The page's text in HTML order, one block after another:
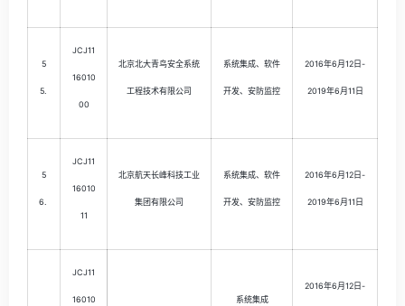
5
5.
JCJ11
16010
00
北京北大青鸟安全系统
工程技术有限公司
系统集成、软件
开发、安防监控
2016年6月12日-
2019年6月11日
5
6.
JCJ11
16010
11
北京航天长峰科技工业
集团有限公司
系统集成、软件
开发、安防监控
2016年6月12日-
2019年6月11日
JCJ11
16010 系统集成
2016年6月12日-